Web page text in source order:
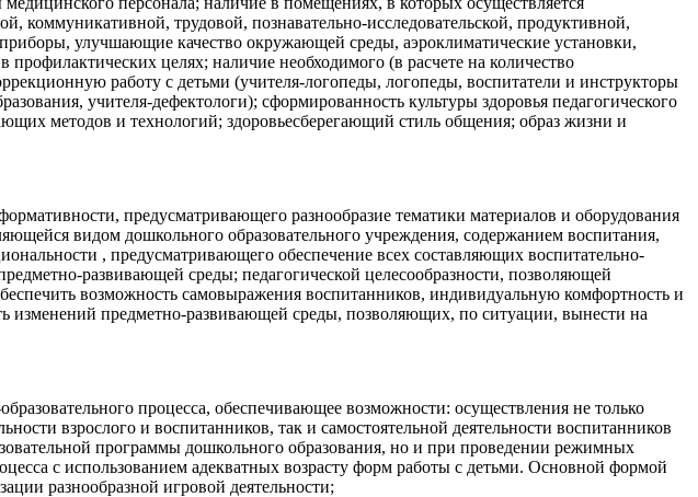
коммуникативной, трудовой, познавательно-исследовательской, продуктивной,
улучшающие качество окружающей среды, аэроклиматические установки,
целях; наличие необходимого (в расчете на количество
работу с детьми (учителя-логопеды, логопеды, воспитатели и инструкторы
учителя-дефектологи); сформированность культуры здоровья педагогического
методов и технологий; здоровьесберегающий стиль общения; образ жизни и
предусматривающего разнообразие тематики материалов и оборудования
видом дошкольного образовательного учреждения, содержанием воспитания,
, предусматривающего обеспечение всех составляющих воспитательно-
развивающей среды; педагогической целесообразности, позволяющей
возможность самовыражения воспитанников, индивидуальную комфортность и
изменений предметно-развивающей среды, позволяющих, по ситуации, вынести на
процесса, обеспечивающее возможности: осуществления не только
взрослого и воспитанников, так и самостоятельной деятельности воспитанников
программы дошкольного образования, но и при проведении режимных
с использованием адекватных возрасту форм работы с детьми. Основной формой
разнообразной игровой деятельности;